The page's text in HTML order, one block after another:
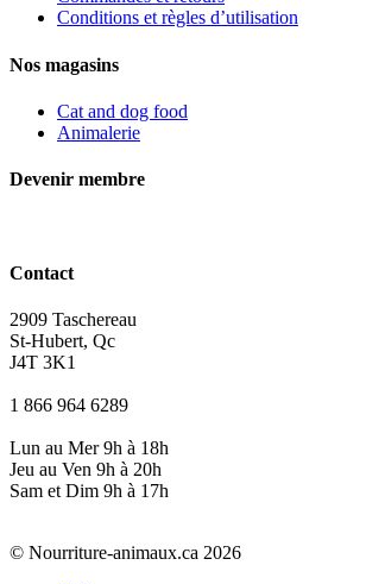
Conditions et règles d’utilisation
Nos magasins
Cat and dog food
Animalerie
Devenir membre
Contact
2909 Taschereau
St-Hubert, Qc
J4T 3K1
1 866 964 6289
Lun au Mer 9h à 18h
Jeu au Ven 9h à 20h
Sam et Dim 9h à 17h
© Nourriture-animaux.ca 2026